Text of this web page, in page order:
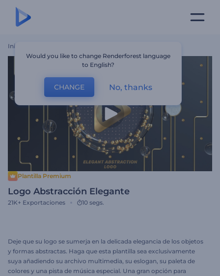
Inicio
Plantilla Premium
Logo Abstracción Elegante
21K+ Exportaciones 10 segs.
Deje que su logo se sumerja en la delicada elegancia de los objetos
y formas abstractas. Haga que esta plantilla sea exclusivamente
suya añadiendo su archivo multimedia, su eslogan, su paleta de
colores y una pista de música especial. Una gran opción para
Would you like to change Renderforest language
to English?
CHANGE No, thanks